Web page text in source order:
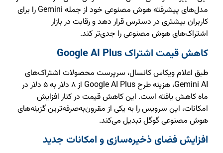
مدل‌های پیشرفته هوش مصنوعی خود از جمله Gemini را برای
کاربران بیشتری در دسترس قرار دهد و رقابت در بازار
اشتراک‌های هوش مصنوعی را جدی‌تر کند.
کاهش قیمت اشتراک Google AI Plus
طبق اعلام ویکاس کانسال، سرپرست محصولات اشتراک‌های
Gemini AI، هزینه طرح Google AI Plus از ۸ دلار به ۵ دلار در
ماه کاهش یافته است. این کاهش قیمت در کنار افزایش
امکانات، این سرویس را به یکی از مقرون‌به‌صرفه‌ترین گزینه‌های
هوش مصنوعی گوگل تبدیل می‌کند.
افزایش فضای ذخیره‌سازی و امکانات جدید